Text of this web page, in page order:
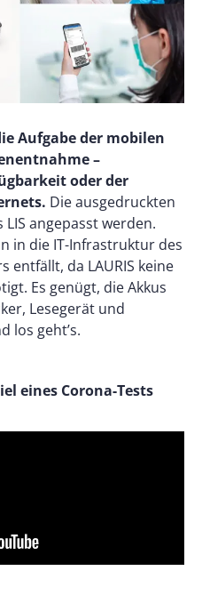
Aufgabe der mobilen
–
oder der
Die ausgedruckten
angepasst werden.
in die IT-Infrastruktur des
entfällt, da LAURIS keine
Es genügt, die Akkus
Lesegerät und
los geht’s.
eines Corona-Tests